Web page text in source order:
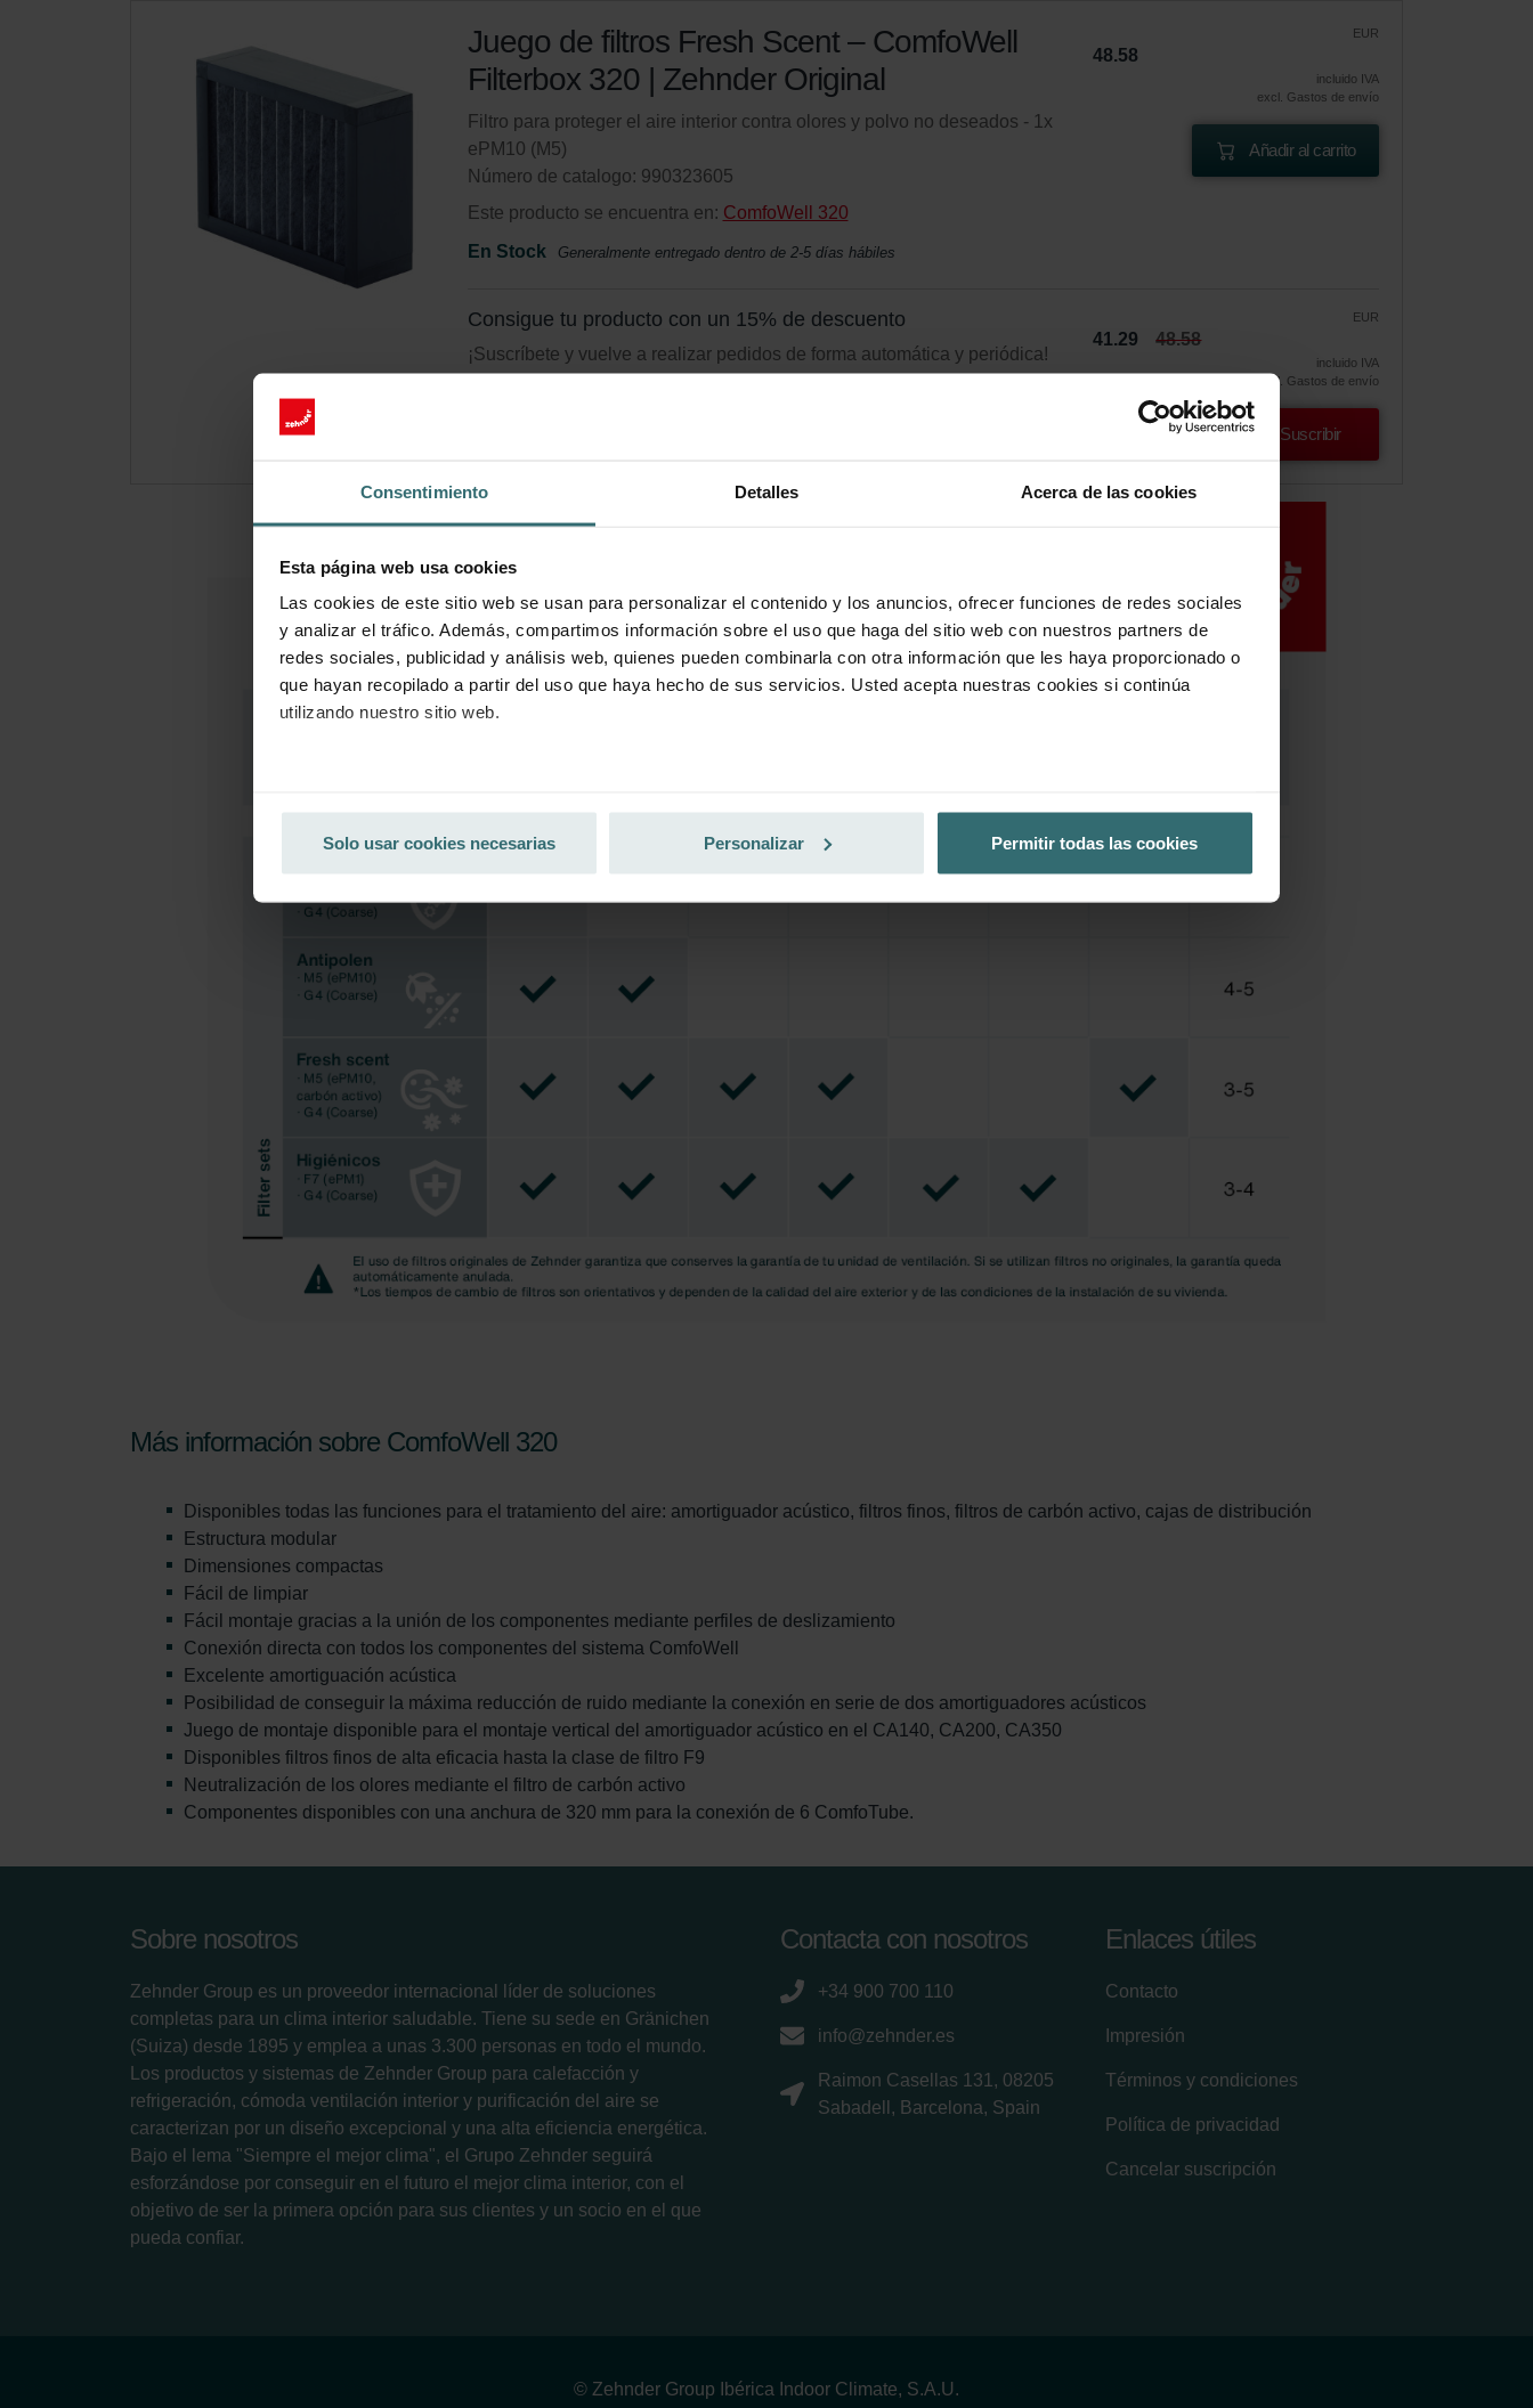
Consentimiento Detalles Acerca de las cookies
Esta página web usa cookies
Las cookies de este sitio web se usan para personalizar el contenido y los anuncios, ofrecer funciones de redes sociales
y analizar el tráfico. Además, compartimos información sobre el uso que haga del sitio web con nuestros partners de
redes sociales, publicidad y análisis web, quienes pueden combinarla con otra información que les haya proporcionado o
que hayan recopilado a partir del uso que haya hecho de sus servicios. Usted acepta nuestras cookies si continúa
utilizando nuestro sitio web.
Zehnder Group België nv/sa: Déclarations de confidentialité
Zehnder Group Czech Republic s.r.o.: Zásady ochrany osobních údajů
Zehnder Group France: Protection des données
Zehnder Group Italia S.r.l.: Privacy
Zehnder Group İç Mekan İklimlendirme Sanayi ve Ticaret Limitet Şirketi: Web Sitesi Çerezleri
Zehnder Group Schweiz AG: Datenschutz
Zehnder Polska Sp. z o.o.: Oświadczenie o ochronie danych Zehnder
Zehnder Group UK Limited: Privacy Policy
Solo usar cookies necesarias Personalizar Permitir todas las cookies
Juego de filtros Fresh Scent – ComfoWell
Filterbox 320 | Zehnder Original
Filtro para proteger el aire interior contra olores y polvo no deseados - 1x
ePM10 (M5)
Número de catalogo: 990323605
Este producto se encuentra en: ComfoWell 320
En Stock
Generalmente entregado dentro de 2-5 días hábiles
EUR
48.58
incluido IVA
excl. Gastos de envío
Añadir al carrito
Consigue tu producto con un 15% de descuento
¡Suscríbete y vuelve a realizar pedidos de forma automática y periódica!
EUR
41.29 48.58
incluido IVA
excl. Gastos de envío
Suscribir
Más información sobre ComfoWell 320
Disponibles todas las funciones para el tratamiento del aire: amortiguador acústico, filtros finos, filtros de carbón activo, cajas de distribución
Estructura modular
Dimensiones compactas
Fácil de limpiar
Fácil montaje gracias a la unión de los componentes mediante perfiles de deslizamiento
Conexión directa con todos los componentes del sistema ComfoWell
Excelente amortiguación acústica
Posibilidad de conseguir la máxima reducción de ruido mediante la conexión en serie de dos amortiguadores acústicos
Juego de montaje disponible para el montaje vertical del amortiguador acústico en el CA140, CA200, CA350
Disponibles filtros finos de alta eficacia hasta la clase de filtro F9
Neutralización de los olores mediante el filtro de carbón activo
Componentes disponibles con una anchura de 320 mm para la conexión de 6 ComfoTube.
Sobre nosotros
Zehnder Group es un proveedor internacional líder de soluciones
completas para un clima interior saludable. Tiene su sede en Gränichen
(Suiza) desde 1895 y emplea a unas 3.300 personas en todo el mundo.
Los productos y sistemas de Zehnder Group para calefacción y
refrigeración, cómoda ventilación interior y purificación del aire se
caracterizan por un diseño excepcional y una alta eficiencia energética.
Bajo el lema "Siempre el mejor clima", el Grupo Zehnder seguirá
esforzándose por conseguir en el futuro el mejor clima interior, con el
objetivo de ser la primera opción para sus clientes y un socio en el que
pueda confiar.
Contacta con nosotros
+34 900 700 110
info@zehnder.es
Raimon Casellas 131, 08205
Sabadell, Barcelona, Spain
Enlaces útiles
Contacto
Impresión
Términos y condiciones
Política de privacidad
Cancelar suscripción
© Zehnder Group Ibérica Indoor Climate, S.A.U.